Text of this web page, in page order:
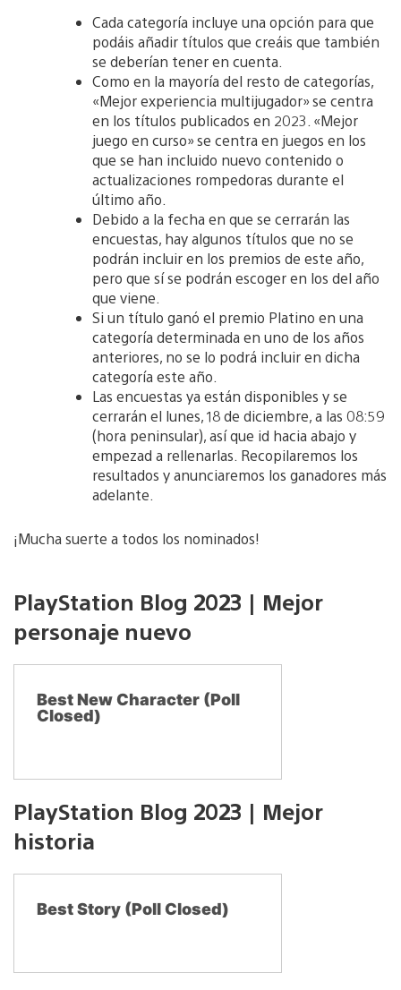
Cada categoría incluye una opción para que
podáis añadir títulos que creáis que también
se deberían tener en cuenta.
Como en la mayoría del resto de categorías,
«Mejor experiencia multijugador» se centra
en los títulos publicados en 2023. «Mejor
juego en curso» se centra en juegos en los
que se han incluido nuevo contenido o
actualizaciones rompedoras durante el
último año.
Debido a la fecha en que se cerrarán las
encuestas, hay algunos títulos que no se
podrán incluir en los premios de este año,
pero que sí se podrán escoger en los del año
que viene.
Si un título ganó el premio Platino en una
categoría determinada en uno de los años
anteriores, no se lo podrá incluir en dicha
categoría este año.
Las encuestas ya están disponibles y se
cerrarán el lunes, 18 de diciembre, a las 08:59
(hora peninsular), así que id hacia abajo y
empezad a rellenarlas. Recopilaremos los
resultados y anunciaremos los ganadores más
adelante.
¡Mucha suerte a todos los nominados!
PlayStation Blog 2023 | Mejor
personaje nuevo
Best New Character (Poll
Closed)
PlayStation Blog 2023 | Mejor
historia
Best Story (Poll Closed)